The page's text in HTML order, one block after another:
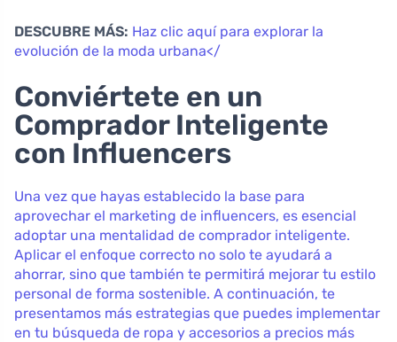
DESCUBRE MÁS: Haz clic aquí para explorar la
evolución de la moda urbana</
Conviértete en un
Comprador Inteligente
con Influencers
Una vez que hayas establecido la base para
aprovechar el marketing de influencers, es esencial
adoptar una mentalidad de comprador inteligente.
Aplicar el enfoque correcto no solo te ayudará a
ahorrar, sino que también te permitirá mejorar tu estilo
personal de forma sostenible. A continuación, te
presentamos más estrategias que puedes implementar
en tu búsqueda de ropa y accesorios a precios más